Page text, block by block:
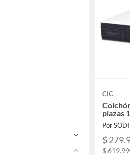
CIC
plazas
Por
$
$